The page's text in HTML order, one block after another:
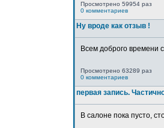
Просмотрено 59954 раз
0 комментариев
Ну вроде как отзыв !
Всем доброго времени
Просмотрено 63289 раз
0 комментариев
первая запись.
В салоне пока пусто,